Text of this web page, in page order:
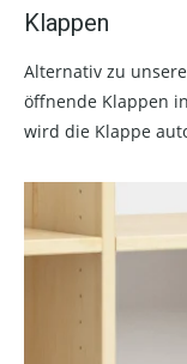
Klappen
Alternativ zu
öffnende Klappen
wird die Klappe